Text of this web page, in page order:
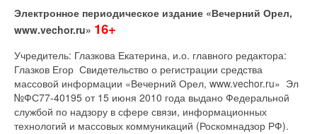
Электронное периодическое издание «Вечерний Орел,
www.vechor.ru» 16+
Учредитель: Глазкова Екатерина, и.о. главного редактора:
Глазков Егор Свидетельство о регистрации средства
массовой информации «Вечерний Орел, www.vechor.ru» Эл
№ФС77-40195 от 15 июня 2010 года выдано Федеральной
службой по надзору в сфере связи, информационных
технологий и массовых коммуникаций (Роскомнадзор РФ).